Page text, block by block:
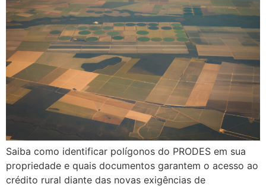
Saiba como identificar polígonos do PRODES em sua
propriedade e quais documentos garantem o acesso ao
crédito rural diante das novas exigências de